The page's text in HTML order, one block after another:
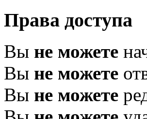
Права доступа
Вы не можете
Вы не можете
Вы не можете